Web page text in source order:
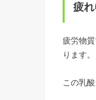
疲
疲労物
ります。
この乳